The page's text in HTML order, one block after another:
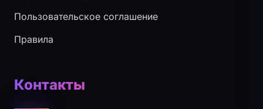
Пользовательское соглашение
Правила
Контакты